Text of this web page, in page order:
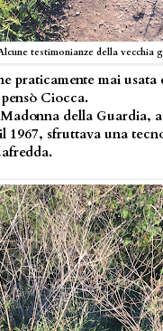
testimonianze della vecchia
praticamente mai
Ciocca.
della Guardia,
1967, sfruttava una